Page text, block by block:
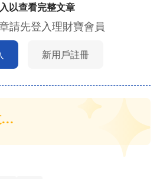
以查看完整文章
請先登入理財寶會員
新用戶註冊